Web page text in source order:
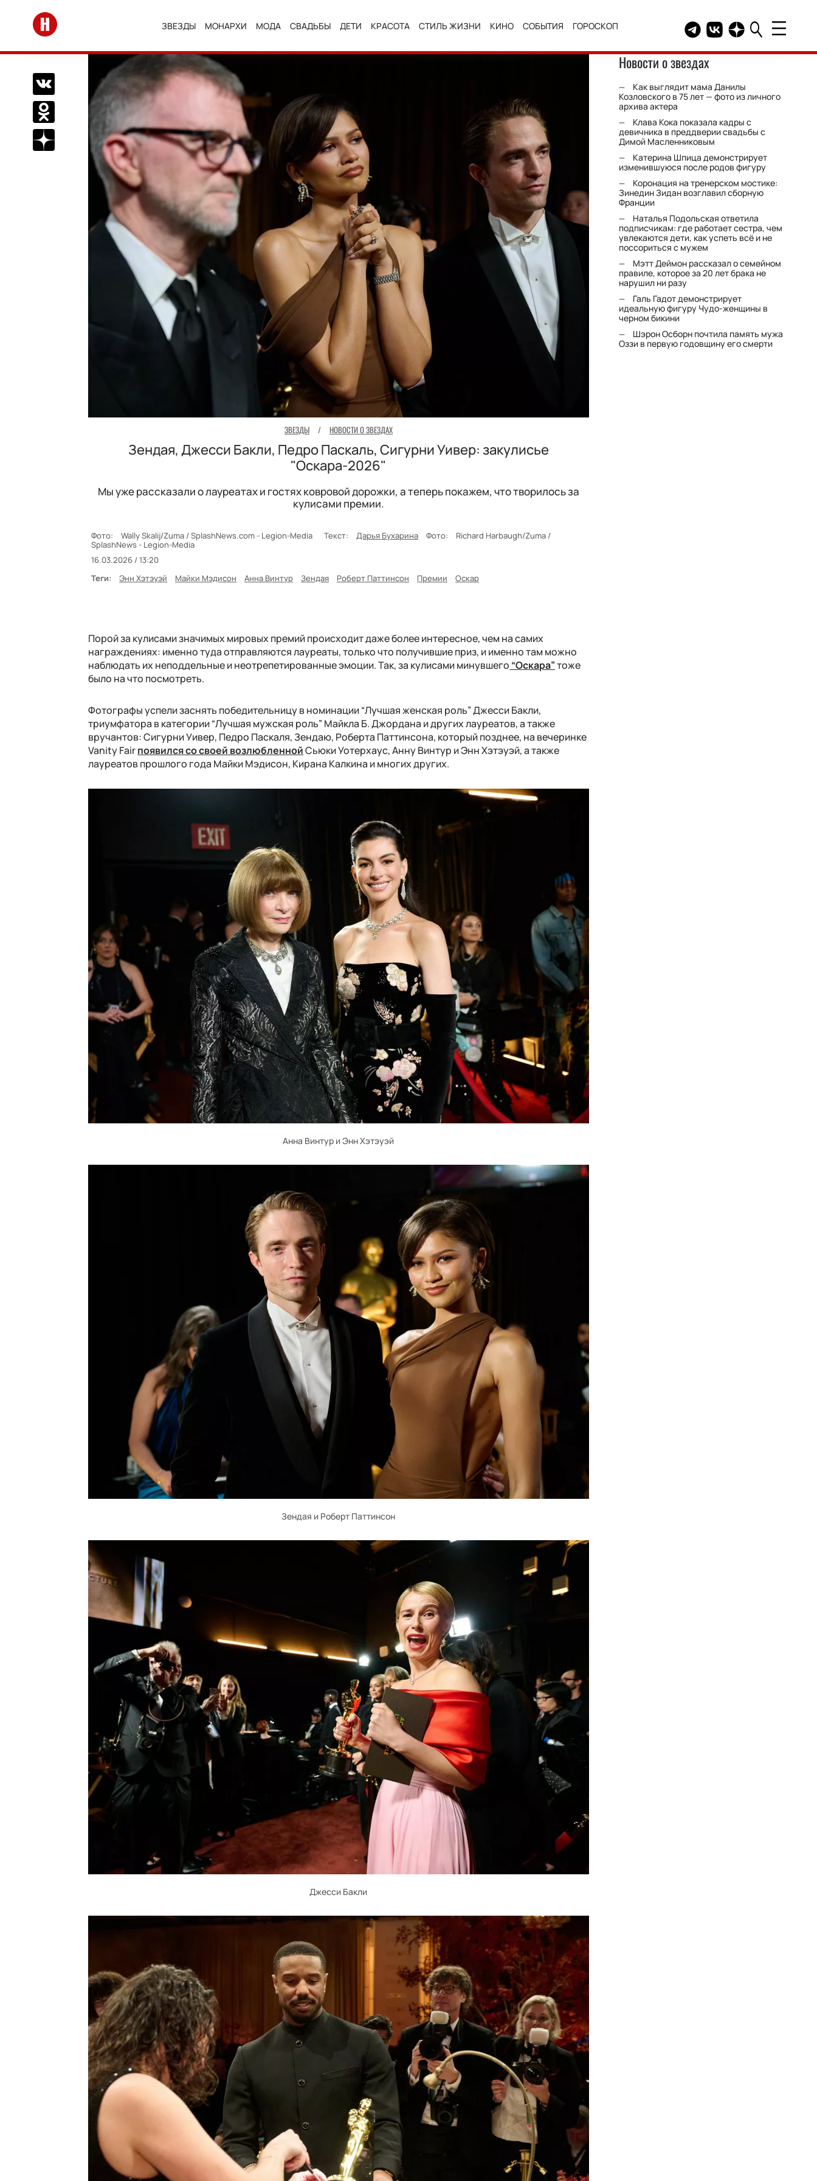
Перейти на главную
ЗВЕЗДЫ МОНАРХИ МОДА СВАДЬБЫ ДЕТИ КРАСОТА СТИЛЬ ЖИЗНИ КИНО СОБЫТИЯ ГОРОСКОП Telegram канал HELLO
Группа HELLO
Канал HELLO в
Поделиться Вконтакте
Поделиться в Одноклассниках
Подписаться на нас в Дзен
ЗВЕЗДЫ / НОВОСТИ О ЗВЕЗДАХ
Зендая, Джесси Бакли, Педро Паскаль, Сигурни Уивер: закулисье
"Оскара-2026"
Мы уже рассказали о лауреатах и гостях ковровой дорожки, а теперь покажем, что творилось за
кулисами премии.
Фото: Wally Skalij/Zuma / SplashNews.com - Legion-Media Текст: Дарья Бухарина Фото:
Richard Harbaugh/Zuma /
SplashNews - Legion-Media
16.03.2026 / 13:20
Теги:
Энн Хэтэуэй Майки Мэдисон Анна Винтур Зендая Роберт Паттинсон Премии Оскар
Порой за кулисами значимых мировых премий происходит даже более интересное, чем на самих
награждениях: именно туда отправляются лауреаты, только что получившие приз, и именно там можно
наблюдать их неподдельные и неотрепетированные эмоции. Так, за кулисами минувшего “Оскара”тоже
было на что посмотреть.
Фотографы успели заснять победительницу в номинации “Лучшая женская роль” Джесси Бакли,
триумфатора в категории “Лучшая мужская роль” Майкла Б. Джордана и других лауреатов, а также
вручантов: Сигурни Уивер, Педро Паскаля, Зендаю, Роберта Паттинсона, который позднее, на вечеринке
Vanity Fairпоявился со своей возлюбленнойСьюки Уотерхаус, Анну Винтур и Энн Хэтэуэй, а также
лауреатов прошлого года Майки Мэдисон, Кирана Калкина и многих других.
Анна Винтур и Энн Хэтэуэй
Зендая и Роберт Паттинсон
Джесси Бакли
Новости о звездах
Как выглядит мама Данилы
Козловского в 75 лет — фото из личного
архива актера
Клава Кока показала кадры с
девичника в преддверии свадьбы с
Димой Масленниковым
Катерина Шпица демонстрирует
изменившуюся после родов фигуру
Коронация на тренерском мостике:
Зинедин Зидан возглавил сборную
Франции
Наталья Подольская ответила
подписчикам: где работает сестра, чем
увлекаются дети, как успеть всё и не
поссориться с мужем
Мэтт Деймон рассказал о семейном
правиле, которое за 20 лет брака не
нарушил ни разу
Галь Гадот демонстрирует
идеальную фигуру Чудо-женщины в
черном бикини
Шэрон Осборн почтила память мужа
Оззи в первую годовщину его смерти